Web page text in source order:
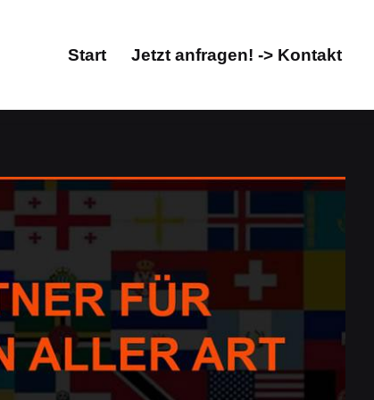
Start Jetzt anfragen! -> Kontakt
Finden Sie jetzt Übersetzungen für
Ihr Übersetzungsprofi &
für Leun. Ihre Vision ist unsere